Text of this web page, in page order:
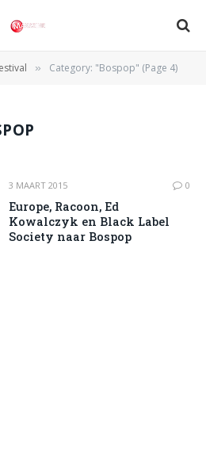
» Category: "Bospop" (Page 4)
3 MAART 2015 0
Europe, Racoon, Ed
Kowalczyk en Black Label
Society naar Bospop